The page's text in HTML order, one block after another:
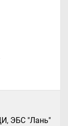
ЭБС "Лань"